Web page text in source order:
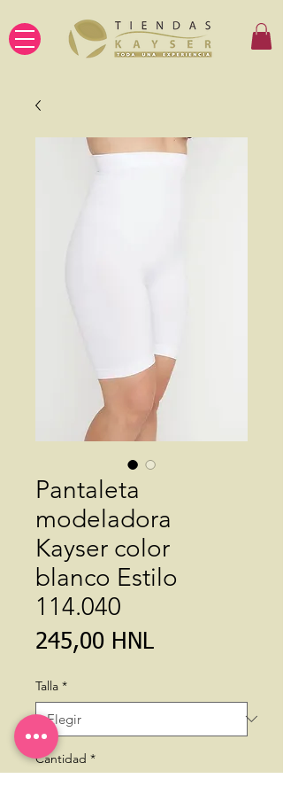
Pantaleta
modeladora
Kayser color
blanco Estilo
114.040
245,00 HNLPrecio
Talla *
Cantidad *